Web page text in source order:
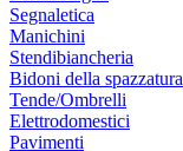
Segnaletica
Manichini
Stendibiancheria
Bidoni della spazzatura
Tende/Ombrelli
Elettrodomestici
Pavimenti